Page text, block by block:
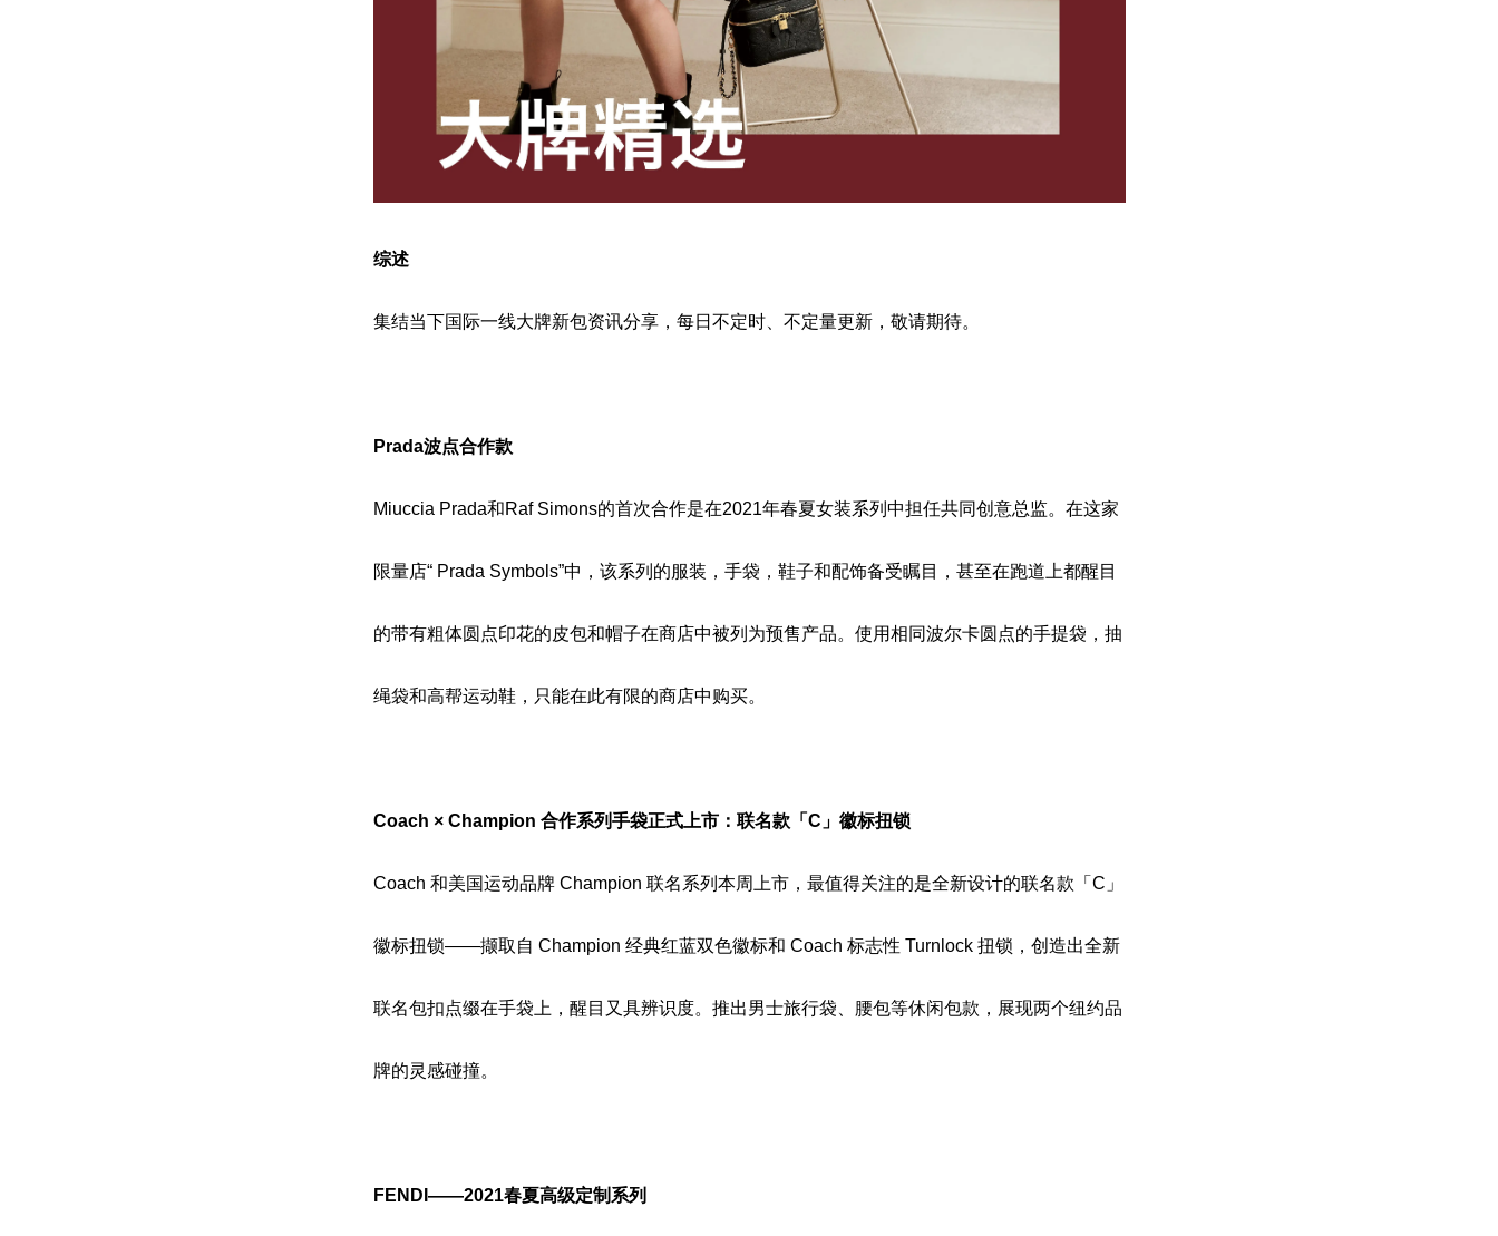
综述
集结当下国际一线大牌新包资讯分享，每日不定时、不定量更新，敬请期待。
Prada波点合作款
Miuccia Prada和Raf Simons的首次合作是在2021年春夏女装系列中担任共同创意总监。在这家
限量店“ Prada Symbols”中，该系列的服装，手袋，鞋子和配饰备受瞩目，甚至在跑道上都醒目
的带有粗体圆点印花的皮包和帽子在商店中被列为预售产品。使用相同波尔卡圆点的手提袋，抽
绳袋和高帮运动鞋，只能在此有限的商店中购买。
Coach × Champion 合作系列手袋正式上市：联名款「C」徽标扭锁
Coach 和美国运动品牌 Champion 联名系列本周上市，最值得关注的是全新设计的联名款「C」
徽标扭锁——撷取自 Champion 经典红蓝双色徽标和 Coach 标志性 Turnlock 扭锁，创造出全新
联名包扣点缀在手袋上，醒目又具辨识度。推出男士旅行袋、腰包等休闲包款，展现两个纽约品
牌的灵感碰撞。
FENDI——2021春夏高级定制系列